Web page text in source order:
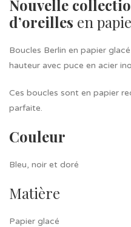
Nouvelle
d’oreilles en
Boucles Berlin en papier
hauteur avec puce en acier
Ces boucles sont en papier
parfaite.
Couleur
Bleu, noir et doré
Matière
Papier glacé